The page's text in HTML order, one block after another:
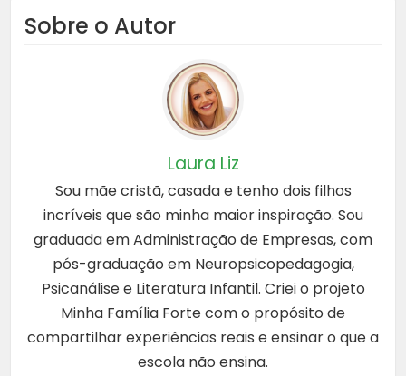
Sobre o Autor
Laura Liz
Sou mãe cristã, casada e tenho dois filhos
incríveis que são minha maior inspiração. Sou
graduada em Administração de Empresas, com
pós-graduação em Neuropsicopedagogia,
Psicanálise e Literatura Infantil. Criei o projeto
Minha Família Forte com o propósito de
compartilhar experiências reais e ensinar o que a
escola não ensina.